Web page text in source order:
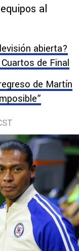
al
abierta?
de Final
de Martín